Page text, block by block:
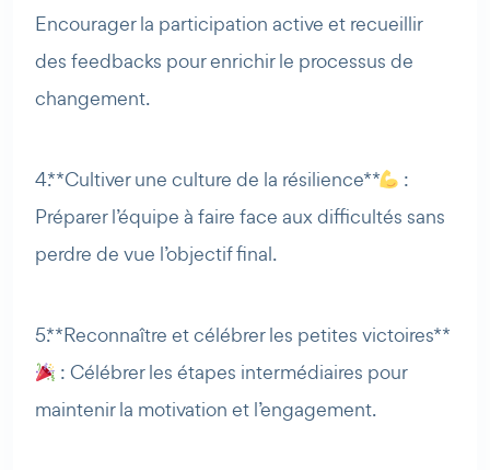
Encourager la participation active et recueillir
des feedbacks pour enrichir le processus de
changement.
4. **Cultiver une culture de la résilience**
:
Préparer l’équipe à faire face aux difficultés sans
perdre de vue l’objectif final.
5. **Reconnaître et célébrer les petites victoires**
: Célébrer les étapes intermédiaires pour
maintenir la motivation et l’engagement.